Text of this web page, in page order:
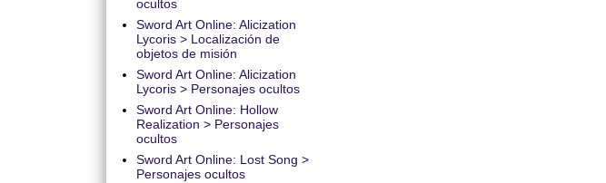
ocultos
Sword Art Online: Alicization
Lycoris > Localización de
objetos de misión
Sword Art Online: Alicization
Lycoris > Personajes ocultos
Sword Art Online: Hollow
Realization > Personajes
ocultos
Sword Art Online: Lost Song >
Personajes ocultos